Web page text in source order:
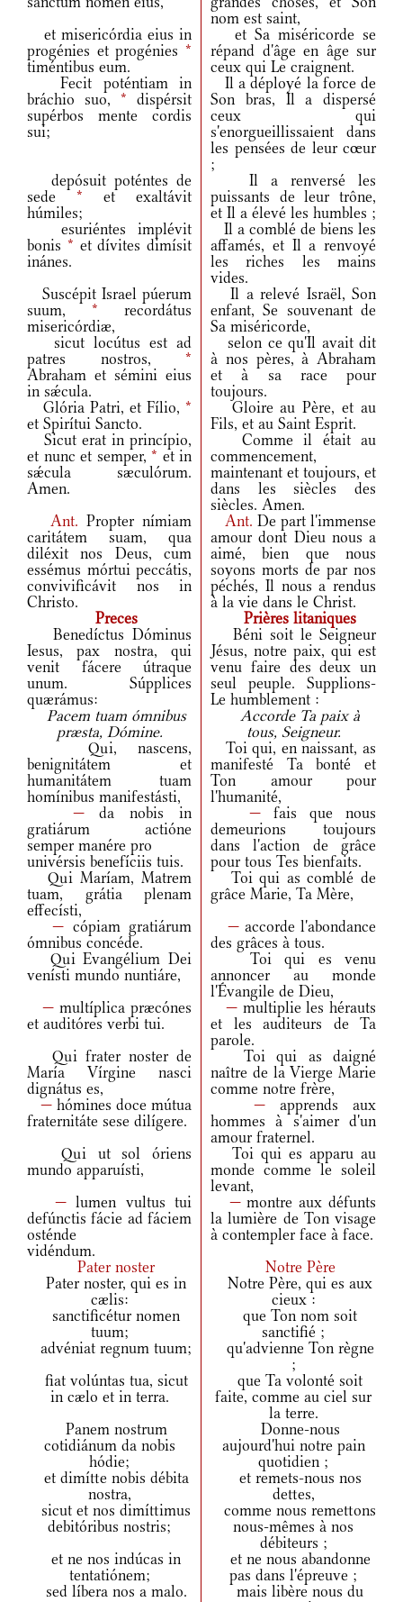
nom est saint,
et misericórdia eius in
progénies et progénies *
timéntibus eum.
et Sa miséricorde se
répand d'âge en âge sur
ceux qui Le craignent.
Fecit poténtiam in
bráchio suo, * dispérsit
supérbos mente cordis
sui;
Il a déployé la force de
Son bras, Il a dispersé
ceux qui
s'enorgueillissaient dans
les pensées de leur cœur
;
depósuit poténtes de
sede * et exaltávit
húmiles;
Il a renversé les
puissants de leur trône,
et Il a élevé les humbles ;
esuriéntes implévit
bonis * et dívites dimísit
inánes.
Il a comblé de biens les
affamés, et Il a renvoyé
les riches les mains
vides.
Suscépit Israel púerum
suum, * recordátus
misericórdiæ,
Il a relevé Israël, Son
enfant, Se souvenant de
Sa miséricorde,
sicut locútus est ad
patres nostros, *
Abraham et sémini eius
in sǽcula.
selon ce qu'Il avait dit
à nos pères, à Abraham
et à sa race pour
toujours.
Glória Patri, et Fílio, *
et Spirítui Sancto.
Gloire au Père, et au
Fils, et au Saint Esprit.
Sicut erat in princípio,
et nunc et semper, * et in
sǽcula sæculórum.
Amen.
Comme il était au
commencement,
maintenant et toujours, et
dans les siècles des
siècles. Amen.
Ant.Propter nímiam
caritátem suam, qua
diléxit nos Deus, cum
essémus mórtui peccátis,
convivificávit nos in
Christo.
Ant. De part l'immense
amour dont Dieu nous a
aimé, bien que nous
soyons morts de par nos
péchés, Il nous a rendus
à la vie dans le Christ.
Preces
Prières litaniques
Benedíctus Dóminus
Iesus, pax nostra, qui
venit fácere útraque
unum. Súpplices
quærámus:
Béni soit le Seigneur
Jésus, notre paix, qui est
venu faire des deux un
seul peuple. Supplions-
Le humblement :
Pacem tuam ómnibus
præsta, Dómine.
Accorde Ta paix à
tous, Seigneur.
Qui, nascens,
benignitátem et
humanitátem tuam
homínibus manifestásti,
Toi qui, en naissant, as
manifesté Ta bonté et
Ton amour pour
l'humanité,
—da nobis in
gratiárum actióne
semper manére pro
univérsis benefíciis tuis.
—fais que nous
demeurions toujours
dans l'action de grâce
pour tous Tes bienfaits.
Qui Maríam, Matrem
tuam, grátia plenam
effecísti,
Toi qui as comblé de
grâce Marie, Ta Mère,
— cópiam gratiárum
ómnibus concéde.
—accorde l'abondance
des grâces à tous.
Qui Evangélium Dei
venísti mundo nuntiáre,
Toi qui es venu
annoncer au monde
l'Évangile de Dieu,
— multíplica præcónes
et auditóres verbi tui.
— multiplie les hérauts
et les auditeurs de Ta
parole.
Qui frater noster de
María Vírgine nasci
dignátus es,
Toi qui as daigné
naître de la Vierge Marie
comme notre frère,
— hómines doce mútua
fraternitáte sese dilígere.
— apprends aux
hommes à s'aimer d'un
amour fraternel.
Qui ut sol óriens
mundo apparuísti,
Toi qui es apparu au
monde comme le soleil
levant,
— lumen vultus tui
defúnctis fácie ad fáciem
osténde
vidéndum.
—montre aux défunts
la lumière de Ton visage
à contempler face à face.
Pater noster
Notre Père
Pater noster, qui es in
cælis:
Notre Père, qui es aux
cieux :
sanctificétur nomen
tuum;
que Ton nom soit
sanctifié ;
advéniat regnum tuum;
qu'advienne Ton règne
;
fiat volúntas tua, sicut
in cælo et in terra.
que Ta volonté soit
faite, comme au ciel sur
la terre.
Panem nostrum
cotidiánum da nobis
hódie;
Donne-nous
aujourd'hui notre pain
quotidien ;
et dimítte nobis débita
nostra,
et remets-nous nos
dettes,
sicut et nos dimíttimus
debitóribus nostris;
comme nous remettons
nous-mêmes à nos
débiteurs ;
et ne nos indúcas in
tentatiónem;
et ne nous abandonne
pas dans l'épreuve ;
sed líbera nos a malo.
mais libère nous du